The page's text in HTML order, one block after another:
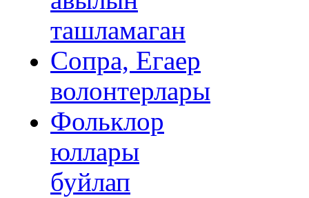
ташламаган
Сопра, Егаер
волонтерлары
Фольклор
юллары
буйлап